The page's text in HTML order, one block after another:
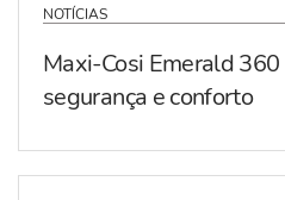
NOTÍCIAS
Maxi-Cosi Emerald 360
segurança e conforto